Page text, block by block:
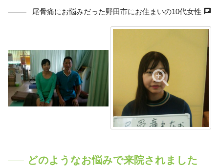
尾骨痛にお悩みだった野田市にお住まいの10代女性 chat
どのようなお悩みで来院されました